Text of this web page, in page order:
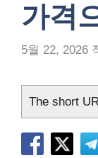
가격
5월 22, 2026
The short